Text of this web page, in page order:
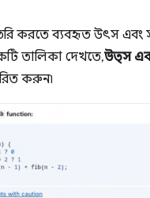
করতে ব্যবহৃত উৎস এবং
তালিকা দেখতে,উত্স
করুন৷